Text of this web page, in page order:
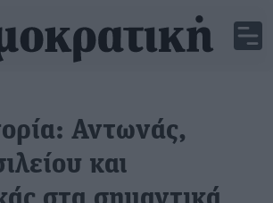
Αντωνάς,
και